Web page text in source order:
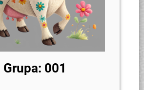
Grupa: 001